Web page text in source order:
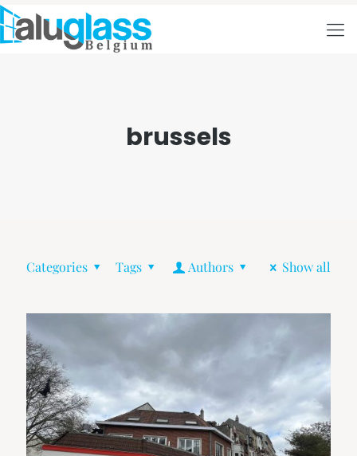
brussels
Categories Tags Authors Show all